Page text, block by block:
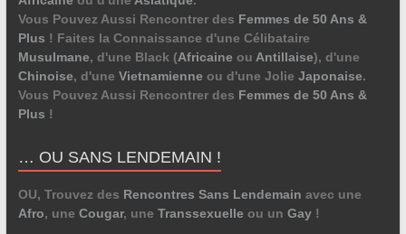
Vous Pouvez Aussi Rencontrer des Femmes de 50 Ans &
Plus ! Faites la Connaissance d'une Célibataire
Musulmane, d'une Black (Africaine ou Antillaise), d'une
Chinoise, d'une Vietnamienne ou d'une Jolie Japonaise.
Vous Pouvez Aussi Rencontrer des Femmes de 50 Ans &
Plus !
… OU SANS LENDEMAIN !
OU, Trouvez des Rencontres Sans Lendemain avec une
Afro, une Cougar, une Transsexuelle ou un Gay!